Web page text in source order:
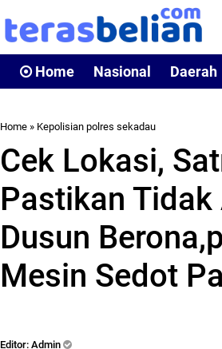
Home Nasional Daerah
Home » Kepolisian polres sekadau
Cek Lokasi,
Pastikan
Dusun
Mesin Sedot
Editor: Admin